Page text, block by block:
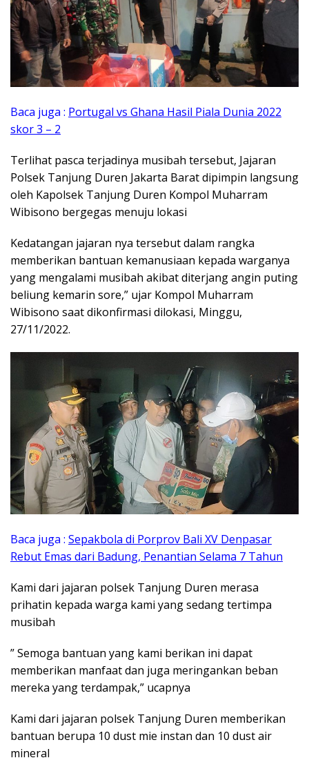
Baca juga : Portugal vs Ghana Hasil Piala Dunia 2022
skor 3 – 2
Terlihat pasca terjadinya musibah tersebut, Jajaran
Polsek Tanjung Duren Jakarta Barat dipimpin langsung
oleh Kapolsek Tanjung Duren Kompol Muharram
Wibisono bergegas menuju lokasi
Kedatangan jajaran nya tersebut dalam rangka
memberikan bantuan kemanusiaan kepada warganya
yang mengalami musibah akibat diterjang angin puting
beliung kemarin sore,” ujar Kompol Muharram
Wibisono saat dikonfirmasi dilokasi, Minggu,
27/11/2022.
Baca juga : Sepakbola di Porprov Bali XV Denpasar
Rebut Emas dari Badung, Penantian Selama 7 Tahun
Kami dari jajaran polsek Tanjung Duren merasa
prihatin kepada warga kami yang sedang tertimpa
musibah
” Semoga bantuan yang kami berikan ini dapat
memberikan manfaat dan juga meringankan beban
mereka yang terdampak,” ucapnya
Kami dari jajaran polsek Tanjung Duren memberikan
bantuan berupa 10 dust mie instan dan 10 dust air
mineral